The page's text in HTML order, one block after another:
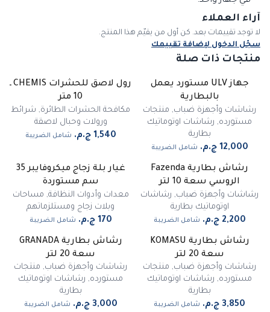
آراء العملاء
لا توجد تقييمات بعد. كن أول من يقيّم هذا المنتج.
سجّل الدخول لإضافة تقييمك
منتجات ذات صلة
جهاز ULV مستورد يعمل
بالبطارية
رشاشات وأجهزة ضباب, منتجات
مستورده, رشاشات اوتوماتيك
بطارية
شامل الضريبة
غير متوفر
رول لاصق للحشرات CHEMIS ـ
10 متر
مكافحة الحشرات الطائرة, شرائط
ورولات وحبال لاصقة
شامل الضريبة
غير متوفر
رشاش بطارية Fazenda
الروسي سعة 10 لتر
رشاشات وأجهزة ضباب, رشاشات
اوتوماتيك بطارية
شامل الضريبة
غيار بلة زجاج ميكروفايبر 35
سم مستوردة
معدات وأدوات النظافة, مساحات
وبلات زجاج ومستلزماتهم
شامل الضريبة
غير متوفر
رشاش بطارية KOMASU
سعة 20 لتر
رشاشات وأجهزة ضباب, منتجات
مستورده, رشاشات اوتوماتيك
بطارية
شامل الضريبة
غير متوفر
رشاش بطارية GRANADA
سعة 20 لتر
رشاشات وأجهزة ضباب, منتجات
مستورده, رشاشات اوتوماتيك
بطارية
شامل الضريبة